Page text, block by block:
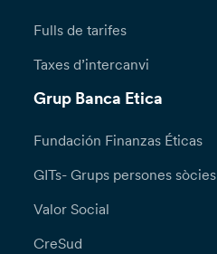
Fulls de tarifes
Taxes d’intercanvi
Grup Banca Etica
Fundación Finanzas Éticas
GITs- Grups persones sòcies
Valor Social
CreSud